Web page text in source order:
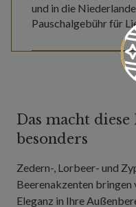
und in die
Pauschalgebühr für
Das macht
besonders
Zedern-, Lorbeer- und
Beerenakzenten
Eleganz in Ihre